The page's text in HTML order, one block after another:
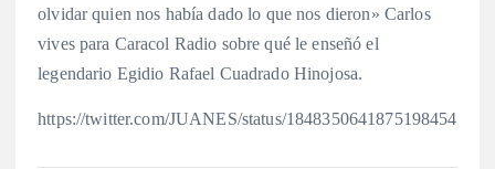
olvidar quien nos había dado lo que nos dieron» Carlos
vives para Caracol Radio sobre qué le enseñó el
legendario Egidio Rafael Cuadrado Hinojosa.
https://twitter.com/JUANES/status/1848350641875198454